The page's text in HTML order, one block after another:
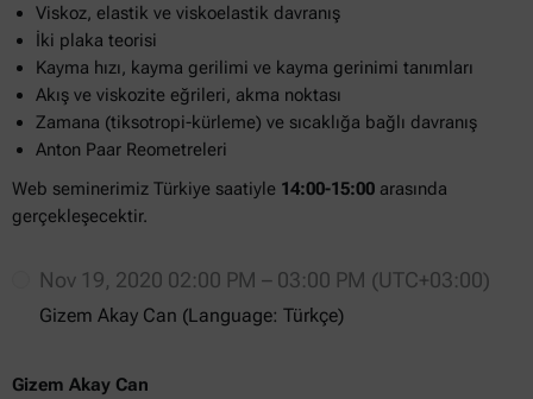
Viskoz, elastik ve viskoelastik davranış
İki plaka teorisi
Kayma hızı, kayma gerilimi ve kayma gerinimi tanımları
Akış ve viskozite eğrileri, akma noktası
Zamana (tiksotropi-kürleme) ve sıcaklığa bağlı davranış
Anton Paar Reometreleri
Web seminerimiz Türkiye saatiyle 14:00-15:00 arasında
gerçekleşecektir.
Nov 19, 2020 02:00 PM – 03:00 PM (UTC+03:00)
Gizem Akay Can (Language: Türkçe)
Gizem Akay Can